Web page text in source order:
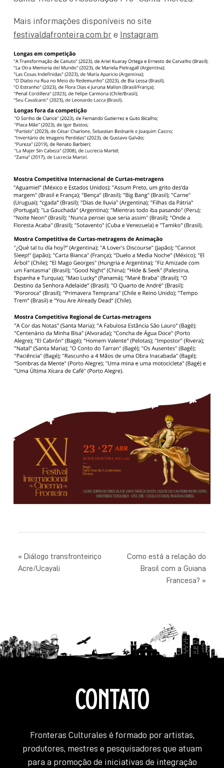
Mais informações disponíveis no site
festivaldafronteira.com.br e Instagram
NAVEGAÇÃO
POST
Diálogo transfronteiriço
Acre/Ucayali
Como está a relação do
Brasil com a Guiana
Francesa?
CONTATO
Fronteras Culturales é formado por artistas,
produtores, mestres e pesquisadores que atuam
para a promoção de iniciativas de integração